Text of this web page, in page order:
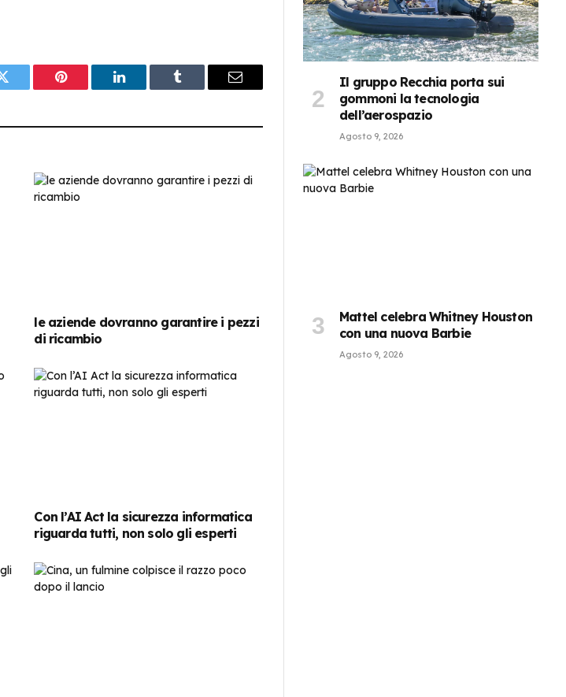
Twitter Pinterest LinkedIn Tumblr Email
le aziende dovranno garantire i pezzi
di ricambio
Con l’AI Act la sicurezza informatica
riguarda tutti, non solo gli esperti
Il gruppo Recchia porta sui
gommoni la tecnologia
dell’aerospazio
Agosto 9, 2026
Mattel celebra Whitney Houston
con una nuova Barbie
Agosto 9, 2026